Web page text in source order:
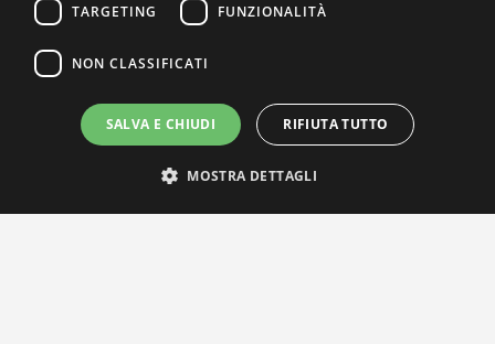
TARGETING FUNZIONALITÀ
NON CLASSIFICATI
SALVA E CHIUDI RIFIUTA TUTTO
MOSTRA DETTAGLI